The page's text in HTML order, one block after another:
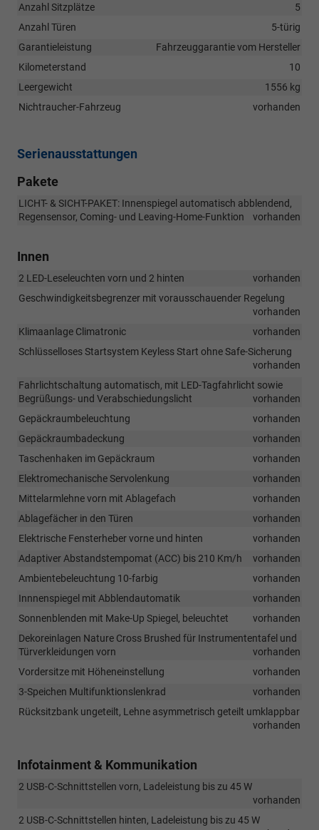
Anzahl Sitzplätze
5
Anzahl Türen
5-türig
Garantieleistung
Fahrzeuggarantie vom Hersteller
Kilometerstand
10
Leergewicht
1556 kg
Nichtraucher-Fahrzeug
vorhanden
Serienausstattungen
Pakete
LICHT- & SICHT-PAKET: Innenspiegel automatisch abblendend,
Regensensor, Coming- und Leaving-Home-Funktion
vorhanden
Innen
2 LED-Leseleuchten vorn und 2 hinten
vorhanden
Geschwindigkeitsbegrenzer mit vorausschauender Regelung
vorhanden
Klimaanlage Climatronic
vorhanden
Schlüsselloses Startsystem Keyless Start ohne Safe-Sicherung
vorhanden
Fahrlichtschaltung automatisch, mit LED-Tagfahrlicht sowie
Begrüßungs- und Verabschiedungslicht
vorhanden
Gepäckraumbeleuchtung
vorhanden
Gepäckraumbadeckung
vorhanden
Taschenhaken im Gepäckraum
vorhanden
Elektromechanische Servolenkung
vorhanden
Mittelarmlehne vorn mit Ablagefach
vorhanden
Ablagefächer in den Türen
vorhanden
Elektrische Fensterheber vorne und hinten
vorhanden
Adaptiver Abstandstempomat (ACC) bis 210 Km/h
vorhanden
Ambientebeleuchtung 10-farbig
vorhanden
Innnenspiegel mit Abblendautomatik
vorhanden
Sonnenblenden mit Make-Up Spiegel, beleuchtet
vorhanden
Dekoreinlagen Nature Cross Brushed für Instrumententafel und
Türverkleidungen vorn
vorhanden
Vordersitze mit Höheneinstellung
vorhanden
3-Speichen Multifunktionslenkrad
vorhanden
Rücksitzbank ungeteilt, Lehne asymmetrisch geteilt umklappbar
vorhanden
Infotainment & Kommunikation
2 USB-C-Schnittstellen vorn, Ladeleistung bis zu 45 W
vorhanden
2 USB-C-Schnittstellen hinten, Ladeleistung bis zu 45 W